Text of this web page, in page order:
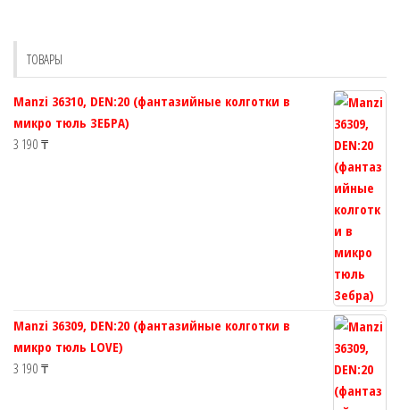
товара.
ТОВАРЫ
Manzi 36310, DEN:20 (фантазийные колготки в
микро тюль ЗЕБРА)
3 190 ₸
Manzi 36309, DEN:20 (фантазийные колготки в
микро тюль LOVE)
3 190 ₸